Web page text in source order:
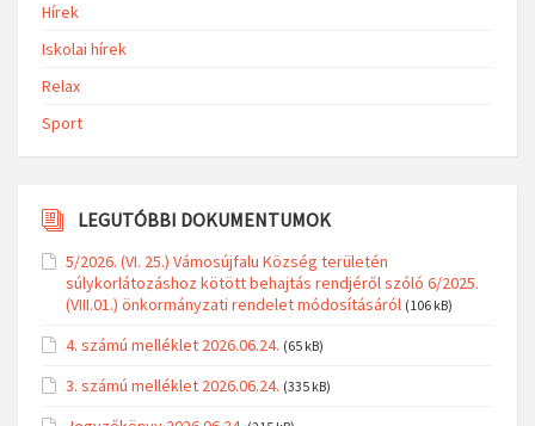
Hírek
Iskolai hírek
Relax
Sport
LEGUTÓBBI DOKUMENTUMOK
5/2026. (VI. 25.) Vámosújfalu Község területén
súlykorlátozáshoz kötött behajtás rendjéről szóló 6/2025.
(VIII.01.) önkormányzati rendelet módosításáról (106 kB)
4. számú melléklet 2026.06.24. (65 kB)
3. számú melléklet 2026.06.24. (335 kB)